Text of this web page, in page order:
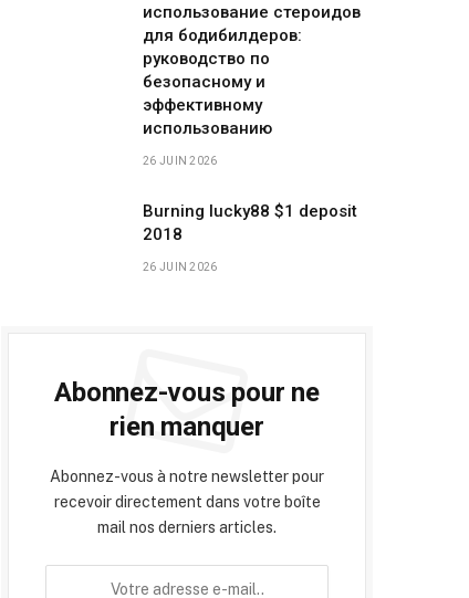
использование стероидов
для бодибилдеров:
руководство по
безопасному и
эффективному
использованию
26 JUIN 2026
Burning lucky88 $1 deposit
2018
26 JUIN 2026
Abonnez-vous pour ne
rien manquer
Abonnez-vous à notre newsletter pour
recevoir directement dans votre boîte
mail nos derniers articles.